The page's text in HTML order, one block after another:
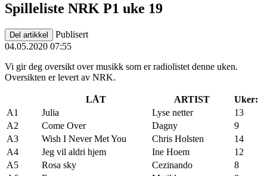
Spilleliste NRK P1 uke 19
Del artikkel
Publisert
04.05.2020 07:55
Vi gir deg oversikt over musikk som er radiolistet denne uken.
Oversikten er levert av NRK.
LÅT ARTIST
Uker:
A1
Julia Lyse netter
13
A2
Come Over Dagny
9
A3
Wish I Never Met You Chris Holsten
14
A4
Jeg vil aldri hjem Ine Hoem
12
A5
Rosa sky Cezinando
8